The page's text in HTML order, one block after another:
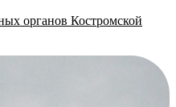
органов Костромской